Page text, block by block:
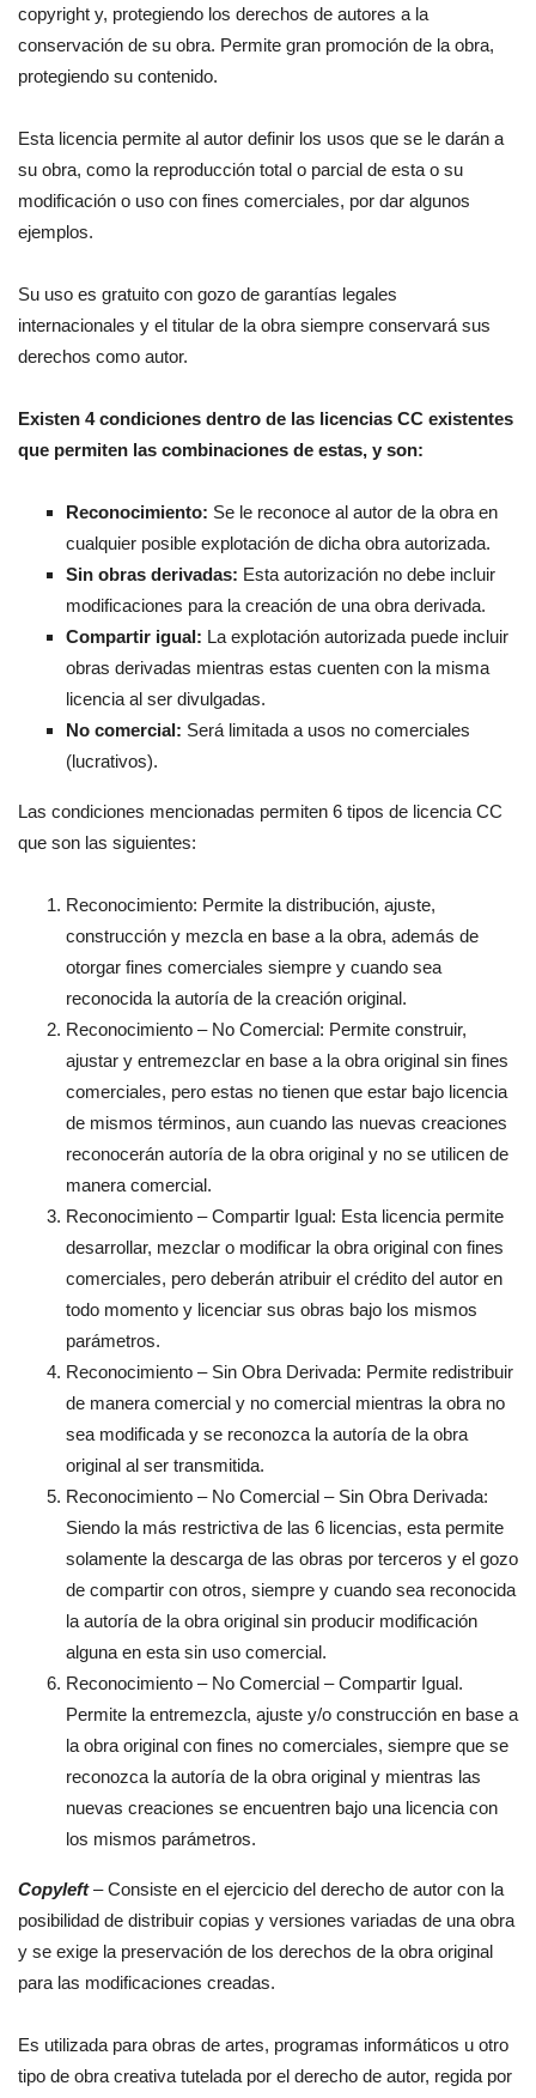
copyright y, protegiendo los derechos de autores a la
conservación de su obra. Permite gran promoción de la obra,
protegiendo su contenido.
Esta licencia permite al autor definir los usos que se le darán a
su obra, como la reproducción total o parcial de esta o su
modificación o uso con fines comerciales, por dar algunos
ejemplos.
Su uso es gratuito con gozo de garantías legales
internacionales y el titular de la obra siempre conservará sus
derechos como autor.
Existen 4 condiciones dentro de las licencias CC existentes
que permiten las combinaciones de estas, y son:
Reconocimiento: Se le reconoce al autor de la obra en
cualquier posible explotación de dicha obra autorizada.
Sin obras derivadas: Esta autorización no debe incluir
modificaciones para la creación de una obra derivada.
Compartir igual: La explotación autorizada puede incluir
obras derivadas mientras estas cuenten con la misma
licencia al ser divulgadas.
No comercial: Será limitada a usos no comerciales
(lucrativos).
Las condiciones mencionadas permiten 6 tipos de licencia CC
que son las siguientes:
Reconocimiento: Permite la distribución, ajuste,
construcción y mezcla en base a la obra, además de
otorgar fines comerciales siempre y cuando sea
reconocida la autoría de la creación original.
Reconocimiento – No Comercial: Permite construir,
ajustar y entremezclar en base a la obra original sin fines
comerciales, pero estas no tienen que estar bajo licencia
de mismos términos, aun cuando las nuevas creaciones
reconocerán autoría de la obra original y no se utilicen de
manera comercial.
Reconocimiento – Compartir Igual: Esta licencia permite
desarrollar, mezclar o modificar la obra original con fines
comerciales, pero deberán atribuir el crédito del autor en
todo momento y licenciar sus obras bajo los mismos
parámetros.
Reconocimiento – Sin Obra Derivada: Permite redistribuir
de manera comercial y no comercial mientras la obra no
sea modificada y se reconozca la autoría de la obra
original al ser transmitida.
Reconocimiento – No Comercial – Sin Obra Derivada:
Siendo la más restrictiva de las 6 licencias, esta permite
solamente la descarga de las obras por terceros y el gozo
de compartir con otros, siempre y cuando sea reconocida
la autoría de la obra original sin producir modificación
alguna en esta sin uso comercial.
Reconocimiento – No Comercial – Compartir Igual.
Permite la entremezcla, ajuste y/o construcción en base a
la obra original con fines no comerciales, siempre que se
reconozca la autoría de la obra original y mientras las
nuevas creaciones se encuentren bajo una licencia con
los mismos parámetros.
Copyleft – Consiste en el ejercicio del derecho de autor con la
posibilidad de distribuir copias y versiones variadas de una obra
y se exige la preservación de los derechos de la obra original
para las modificaciones creadas.
Es utilizada para obras de artes, programas informáticos u otro
tipo de obra creativa tutelada por el derecho de autor, regida por